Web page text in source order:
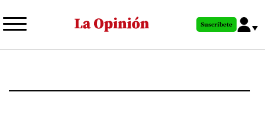
al
principal
Suscríbete